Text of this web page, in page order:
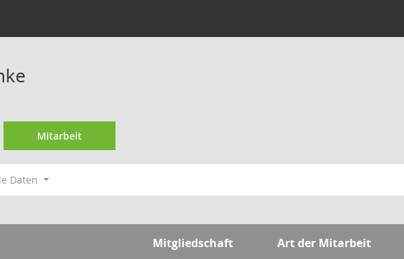
Mitarbeit
Daten
Mitgliedschaft Art der Mitarbeit